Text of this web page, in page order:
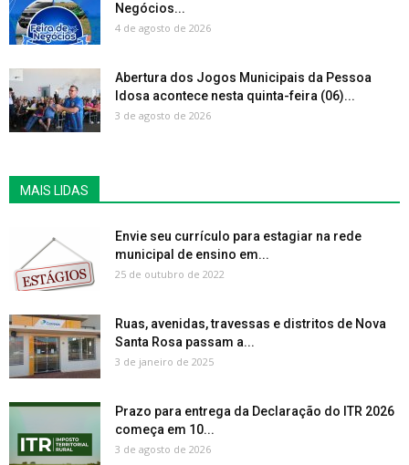
Negócios...
4 de agosto de 2026
Abertura dos Jogos Municipais da Pessoa
Idosa acontece nesta quinta-feira (06)...
3 de agosto de 2026
MAIS LIDAS
Envie seu currículo para estagiar na rede
municipal de ensino em...
25 de outubro de 2022
Ruas, avenidas, travessas e distritos de Nova
Santa Rosa passam a...
3 de janeiro de 2025
Prazo para entrega da Declaração do ITR 2026
começa em 10...
3 de agosto de 2026